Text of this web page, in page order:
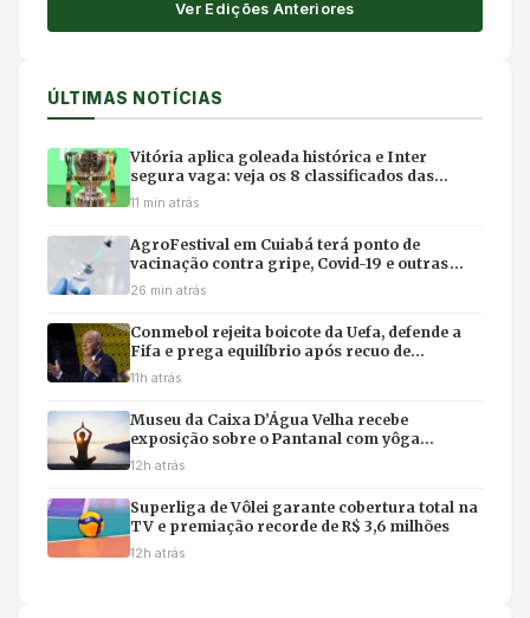
Ver Edições Anteriores
ÚLTIMAS NOTÍCIAS
Vitória aplica goleada histórica e Inter
segura vaga: veja os 8 classificados das
quartas da Copa do Brasil
11 min atrás
AgroFestival em Cuiabá terá ponto de
vacinação contra gripe, Covid-19 e outras
doenças no fim de semana
26 min atrás
Conmebol rejeita boicote da Uefa, defende a
Fifa e prega equilíbrio após recuo de
Infantino
11h atrás
Museu da Caixa D’Água Velha recebe
exposição sobre o Pantanal com yôga
imersivo e feirinha em Cuiabá
12h atrás
Superliga de Vôlei garante cobertura total na
TV e premiação recorde de R$ 3,6 milhões
12h atrás